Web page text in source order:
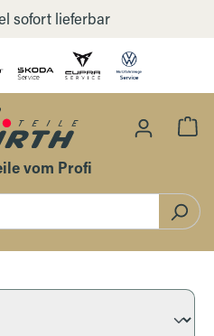
sofort lieferbar
vom Profi